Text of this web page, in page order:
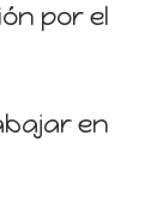
por el
en